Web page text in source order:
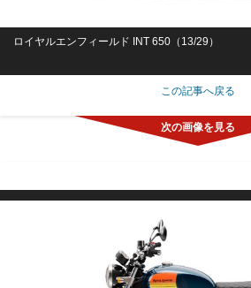
ロイヤルエンフィールド INT 650（13/29）
この記事へ戻る